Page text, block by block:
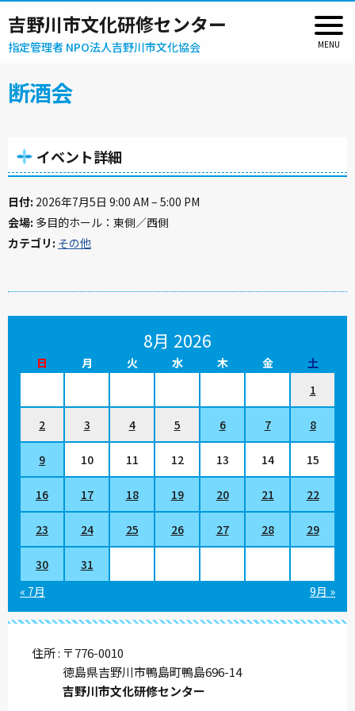
吉野川市文化研修センター
指定管理者 NPO法人吉野川市文化協会
断酒会
イベント詳細
日付: 2026年7月5日 9:00 AM – 5:00 PM
会場: 多目的ホール：東側／西側
カテゴリ: その他
8月 2026
日 月 火 水 木 金
土
1
2 3 4 5 6 7 8
9 10 11 12 13 14 15
16 17 18 19 20 21 22
23 24 25 26 27 28 29
30
31
« 7月
9月 »
住所 〒776-0010
徳島県吉野川市鴨島町鴨島696-14
吉野川市文化研修センター